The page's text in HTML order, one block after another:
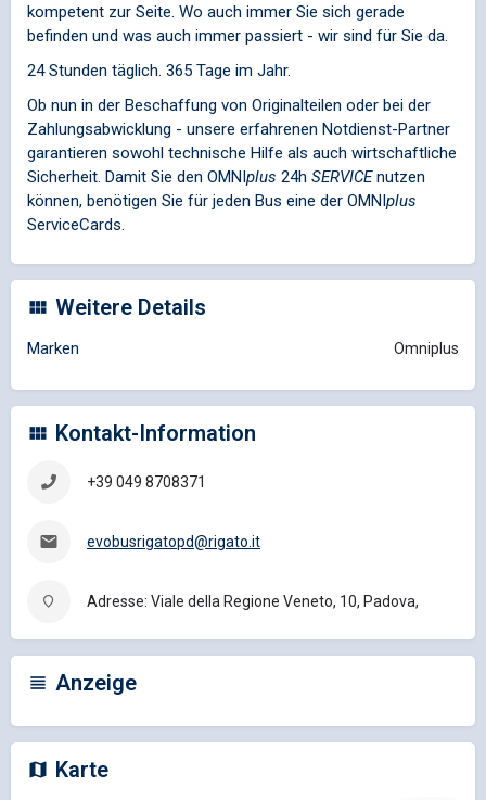
kompetent zur Seite. Wo auch immer Sie sich gerade
befinden und was auch immer passiert - wir sind für Sie da.
24 Stunden täglich. 365 Tage im Jahr.
Ob nun in der Beschaffung von Originalteilen oder bei der
Zahlungsabwicklung - unsere erfahrenen Notdienst-Partner
garantieren sowohl technische Hilfe als auch wirtschaftliche
Sicherheit. Damit Sie den OMNIplus 24h SERVICEnutzen
können, benötigen Sie für jeden Bus eine der OMNIplus
ServiceCards.
Weitere Details
Marken Omniplus
Kontakt-Information
+39 049 8708371
evobusrigatopd@rigato.it
Adresse: Viale della Regione Veneto, 10, Padova,
Anzeige
Karte